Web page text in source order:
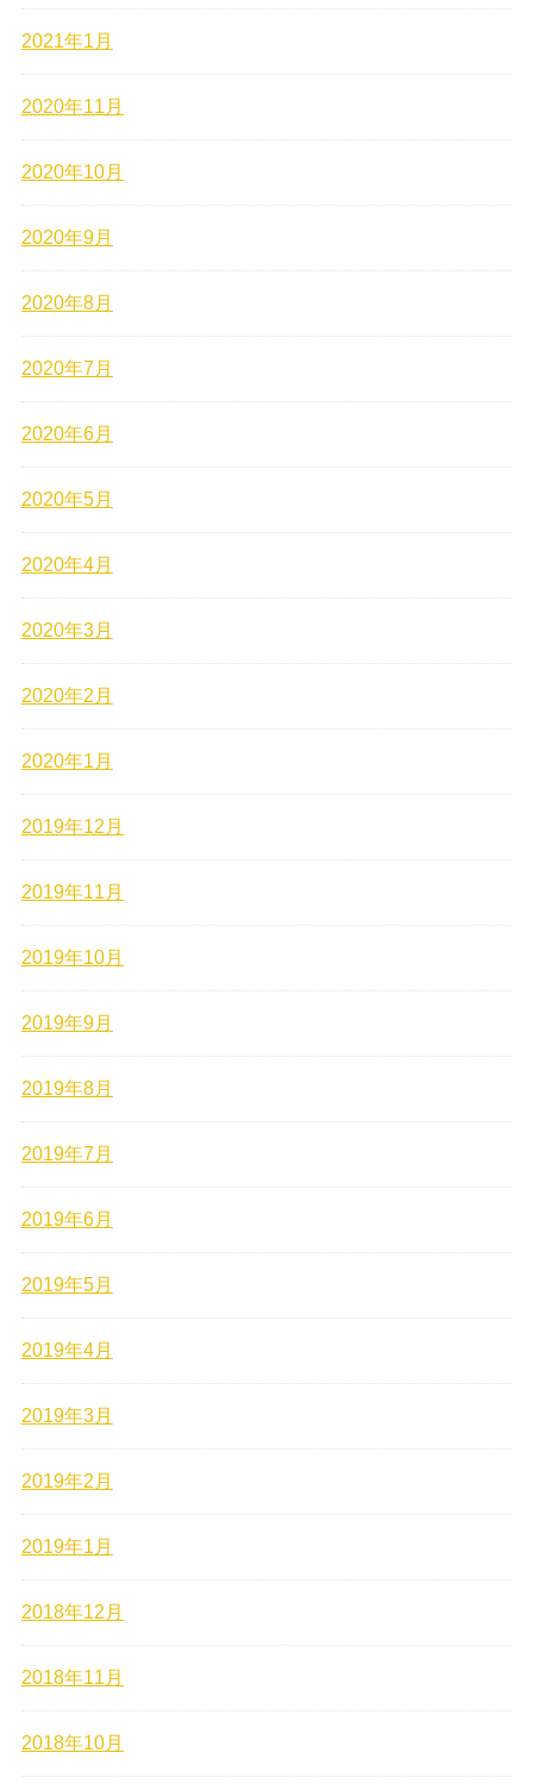
2021年1月
2020年11月
2020年10月
2020年9月
2020年8月
2020年7月
2020年6月
2020年5月
2020年4月
2020年3月
2020年2月
2020年1月
2019年12月
2019年11月
2019年10月
2019年9月
2019年8月
2019年7月
2019年6月
2019年5月
2019年4月
2019年3月
2019年2月
2019年1月
2018年12月
2018年11月
2018年10月